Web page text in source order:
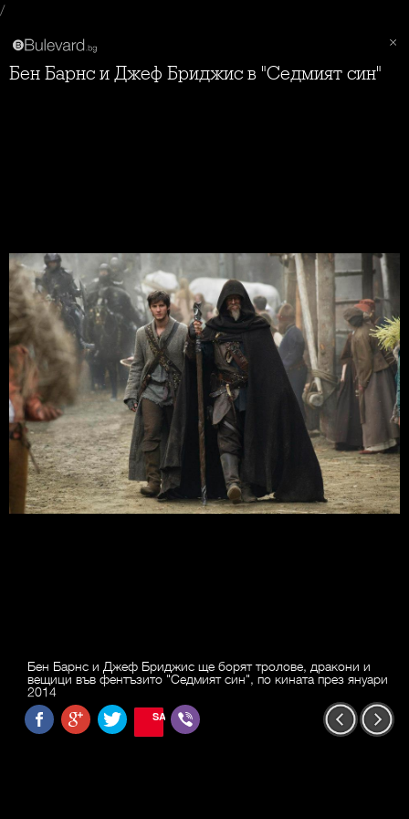
/
Бен Барнс и Джеф Бриджис в "Седмият син"
Бен Барнс и Джеф Бриджис ще борят тролове, дракони и
вещици във фентъзито "Седмият син", по кината през януари
2014
SAVE